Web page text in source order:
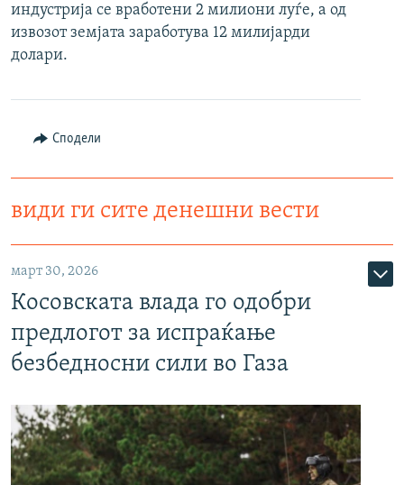
индустрија се вработени 2 милиони луѓе, а од
извозот земјата заработува 12 милијарди
долари.
Сподели
види ги сите денешни вести
март 30, 2026
Косовската влада го одобри
предлогот за испраќање
безбедносни сили во Газа